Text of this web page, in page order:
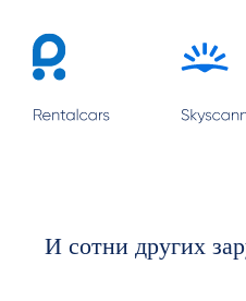
И сотни других